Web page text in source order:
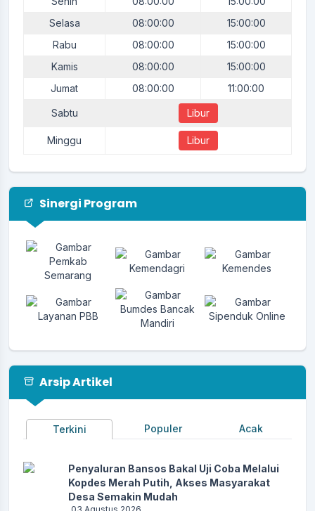
Selasa
08:00:00
15:00:00
Rabu
08:00:00
15:00:00
Kamis
08:00:00
15:00:00
Jumat
08:00:00 11:00:00
Sabtu Libur
Minggu Libur
Sinergi Program
Arsip Artikel
Terkini Populer Acak
Penyaluran Bansos Bakal Uji Coba Melalui
Kopdes Merah Putih, Akses Masyarakat
Desa Semakin Mudah